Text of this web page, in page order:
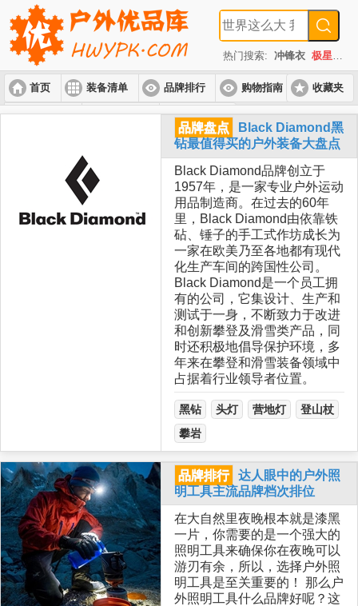
热门搜索: 冲锋衣 极星
首页 装备清单 品牌排行 购物指南
入门套装 进阶套装 高端套装
收藏夹
品牌盘点
Black Diamond黑
钻最值得买的户外装备大盘点
Black Diamond品牌创立于
1957年，是一家专业户外运动
用品制造商。在过去的60年
里，Black Diamond由依靠铁
砧、锤子的手工式作坊成长为
一家在欧美乃至各地都有现代
化生产车间的跨国性公司。
Black Diamond是一个员工拥
有的公司，它集设计、生产和
测试于一身，不断致力于改进
和创新攀登及滑雪类产品，同
时还积极地倡导保护环境，多
年来在攀登和滑雪装备领域中
占据着行业领导者位置。
黑钻 头灯 营地灯
登山杖
攀岩
品牌排行
达人眼中的户外照
明工具主流品牌档次排位
在大自然里夜晚根本就是漆黑
一片，你需要的是一个强大的
照明工具来确保你在夜晚可以
游刃有余，所以，选择户外照
明工具是至关重要的！ 那么户
外照明工具什么品牌好呢？这